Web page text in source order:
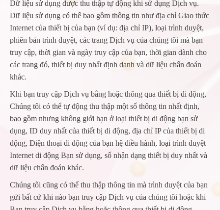
Dữ liệu sử dụng được thu thập tự động khi sử dụng Dịch vụ.
Dữ liệu sử dụng có thể bao gồm thông tin như địa chỉ Giao thức
Internet của thiết bị của bạn (ví dụ: địa chỉ IP), loại trình duyệt,
phiên bản trình duyệt, các trang Dịch vụ của chúng tôi mà bạn
truy cập, thời gian và ngày truy cập của bạn, thời gian dành cho
các trang đó, thiết bị duy nhất định danh và dữ liệu chẩn đoán
khác.
Khi bạn truy cập Dịch vụ bằng hoặc thông qua thiết bị di động,
Chúng tôi có thể tự động thu thập một số thông tin nhất định,
bao gồm nhưng không giới hạn ở loại thiết bị di động bạn sử
dụng, ID duy nhất của thiết bị di động, địa chỉ IP của thiết bị di
động, Điện thoại di động của bạn hệ điều hành, loại trình duyệt
Internet di động Bạn sử dụng, số nhận dạng thiết bị duy nhất và
dữ liệu chẩn đoán khác.
Chúng tôi cũng có thể thu thập thông tin mà trình duyệt của bạn
gửi bất cứ khi nào bạn truy cập Dịch vụ của chúng tôi hoặc khi